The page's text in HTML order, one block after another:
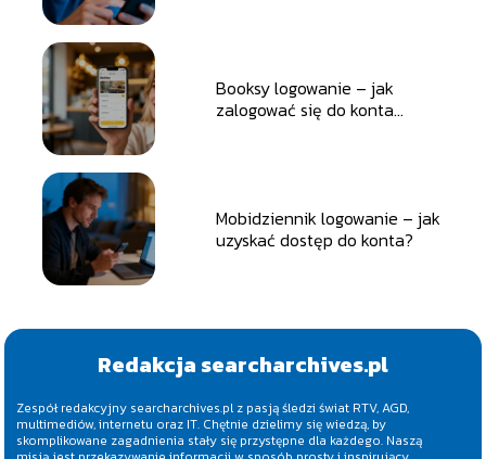
Booksy logowanie – jak
zalogować się do konta
Mobidziennik logowanie – jak
uzyskać dostęp do konta?
Redakcja searcharchives.pl
Zespół redakcyjny searcharchives.pl z pasją śledzi świat RTV, AGD,
multimediów, internetu oraz IT. Chętnie dzielimy się wiedzą, by
skomplikowane zagadnienia stały się przystępne dla każdego. Naszą